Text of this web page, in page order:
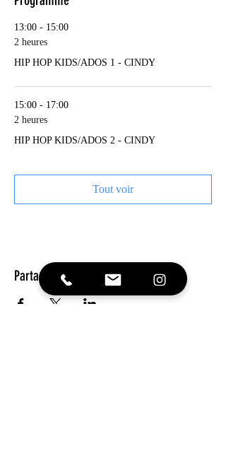
13:00 - 15:00
2 heures
HIP HOP KIDS/ADOS 1 - CINDY
15:00 - 17:00
2 heures
HIP HOP KIDS/ADOS 2 - CINDY
Tout voir
Partager cet événement